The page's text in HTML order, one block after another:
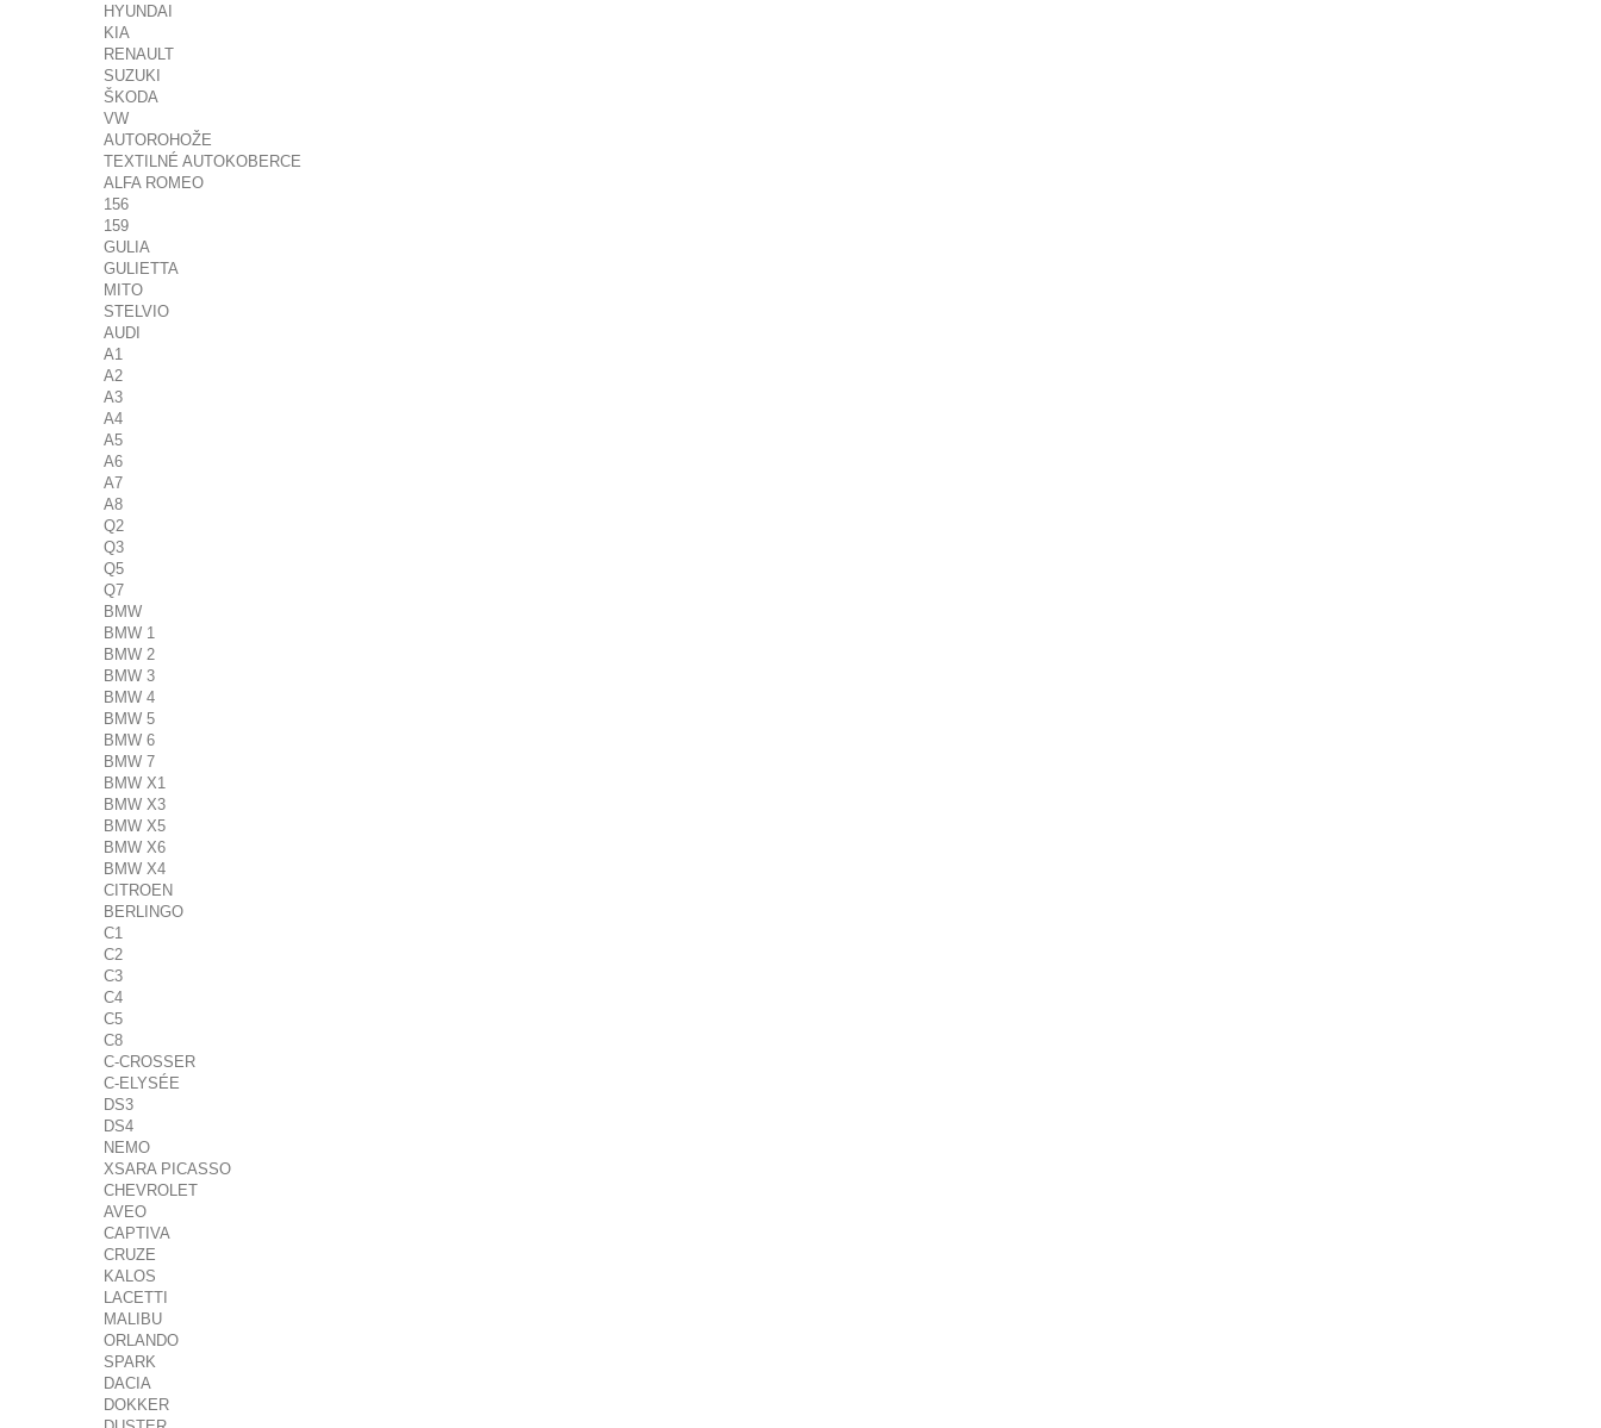
HYUNDAI
KIA
RENAULT
SUZUKI
ŠKODA
VW
AUTOROHOŽE
TEXTILNÉ AUTOKOBERCE
ALFA ROMEO
156
159
GULIA
GULIETTA
MITO
STELVIO
AUDI
A1
A2
A3
A4
A5
A6
A7
A8
Q2
Q3
Q5
Q7
BMW
BMW 1
BMW 2
BMW 3
BMW 4
BMW 5
BMW 6
BMW 7
BMW X1
BMW X3
BMW X5
BMW X6
BMW X4
CITROEN
BERLINGO
C1
C2
C3
C4
C5
C8
C-CROSSER
C-ELYSÉE
DS3
DS4
NEMO
XSARA PICASSO
CHEVROLET
AVEO
CAPTIVA
CRUZE
KALOS
LACETTI
MALIBU
ORLANDO
SPARK
DACIA
DOKKER